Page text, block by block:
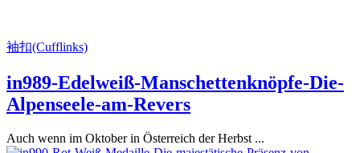
袖扣(Cufflinks)
in989-Edelweiß-Manschettenknöpfe-Die-
Alpenseele-am-Revers
Auch wenn im Oktober in Österreich der Herbst ...